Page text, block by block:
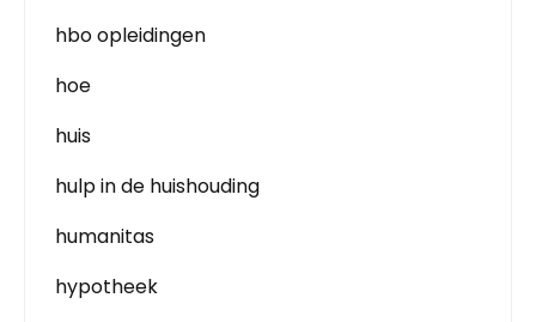
hbo opleidingen
hoe
huis
hulp in de huishouding
humanitas
hypotheek